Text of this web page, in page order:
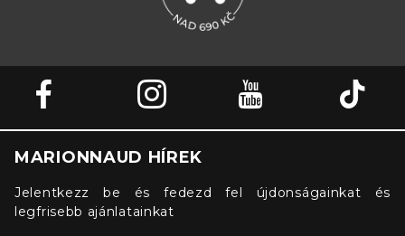
MARIONNAUD HÍREK
Jelentkezz be és fedezd fel újdonságainkat és
legfrisebb ajánlatainkat